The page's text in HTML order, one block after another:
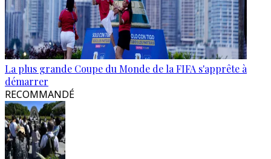
La plus grande Coupe du Monde de la FIFA s'apprête à
démarrer
RECOMMANDÉ